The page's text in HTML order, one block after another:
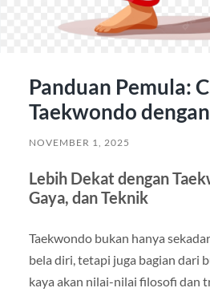
Panduan Pemula:
Taekwondo
NOVEMBER 1, 2025
Lebih Dekat dengan
Gaya, dan Teknik
Taekwondo bukan hanya
bela diri, tetapi juga bagian dari
kaya akan nilai-nilai filosofi dan